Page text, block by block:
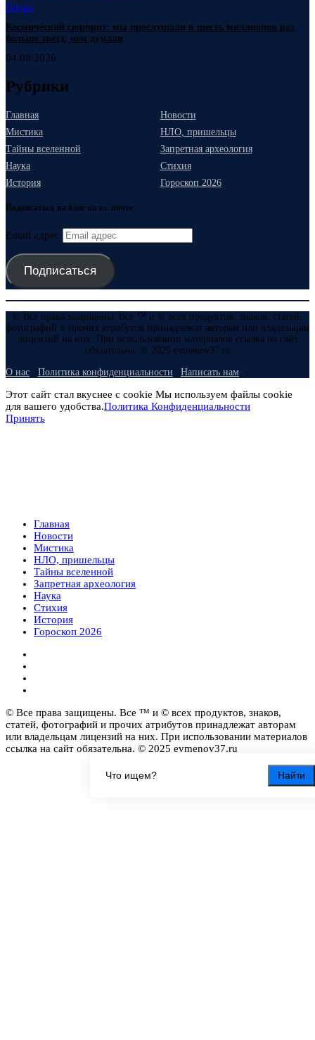
Найти
Наука
Космический сюрприз: мы прослушали в шесть миллионов раз
больше звезд, чем думали
04.08.2026
Рубрики
Главная
Новости
Мистика
НЛО, пришельцы
Тайны вселенной
Запретная археология
Наука
Стихия
История
Гороскоп 2026
Подписаться на блог по эл. почте
Email адрес
Подписаться
© Все права защищены. Все ™ и © всех продуктов, знаков, статей,
фотографий и прочих атрибутов принадлежат авторам или владельцам
лицензий на них. При использовании материалов ссылка на сайт
обязательна. © 2025 evmenov37.ru
О нас Политика конфиденциальности Написать нам
Этот сайт стал вкуснее с cookie Мы используем файлы cookie
для вашего удобства.Политика Конфиденциальности
Принять
Главная
Новости
Мистика
НЛО, пришельцы
Тайны вселенной
Запретная археология
Наука
Стихия
История
Гороскоп 2026
© Все права защищены. Все ™ и © всех продуктов, знаков,
статей, фотографий и прочих атрибутов принадлежат авторам
или владельцам лицензий на них. При использовании материалов
ссылка на сайт обязательна. © 2025 evmenov37.ru